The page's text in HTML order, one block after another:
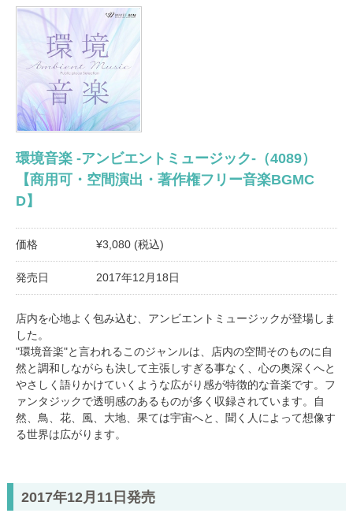
環境音楽 -アンビエントミュージック-（4089）
【商用可・空間演出・著作権フリー音楽BGMC
D】
価格 ¥3,080 (税込)
発売日 2017年12月18日
店内を心地よく包み込む、アンビエントミュージックが登場しま
した。
"環境音楽"と言われるこのジャンルは、店内の空間そのものに自
然と調和しながらも決して主張しすぎる事なく、心の奥深くへと
やさしく語りかけていくような広がり感が特徴的な音楽です。フ
ァンタジックで透明感のあるものが多く収録されています。自
然、鳥、花、風、大地、果ては宇宙へと、聞く人によって想像す
る世界は広がります。
2017年12月11日発売